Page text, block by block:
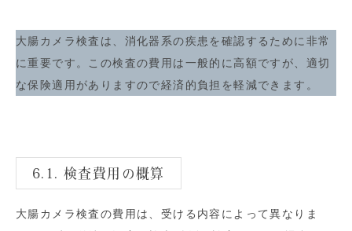
大腸カメラ検査は、消化器系の疾患を確認するために非常
に重要です。この検査の費用は一般的に高額ですが、適切
な保険適用がありますので経済的負担を軽減できます。
6.1. 検査費用の概算
大腸カメラ検査の費用は、受ける内容によって異なりま